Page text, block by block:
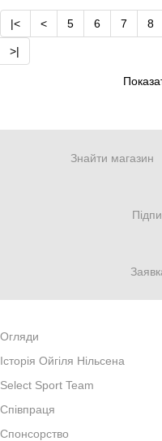
|< < 5 6 7 8
>|
Знайти магазин
Огляди
Iсторiя Ойгiля Нiльсена
Select Sport Team
Спiвпраця
Cпонсорство